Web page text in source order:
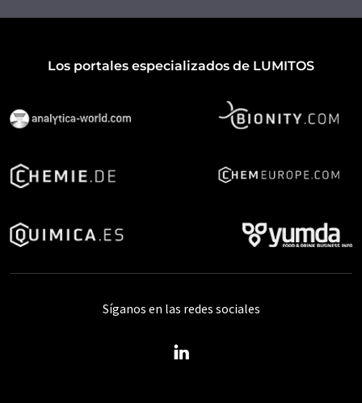
Los portales especializados de LUMITOS
Síganos en las redes sociales